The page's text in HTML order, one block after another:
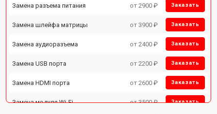
Замена разъема питания от 2900 ₽ Заказать
Замена шлейфа матрицы от 3900 ₽ Заказать
Замена аудиоразъема от 2400 ₽ Заказать
Замена USB порта от 2200 ₽ Заказать
Замена HDMI порта от 2600 ₽ Заказать
Замена модуля Wi-Fi от 3500 ₽ Заказать